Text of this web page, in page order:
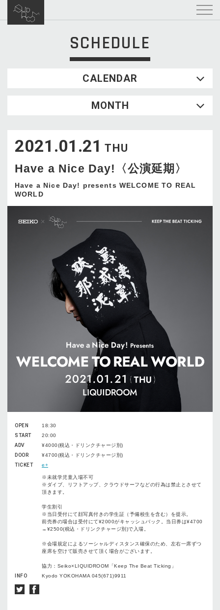
SCHEDULE
CALENDAR
WED
2
3 4 5
16
17 18 19 20 21
23
24 25 26 27 28
29
MONTH
2021.01.21 THU
Have a Nice Day!〈公演延期〉
Have a Nice Day! presents WELCOME TO REAL
WORLD
OPEN
18:30
START
20:00
ADV
¥4000(税込・ドリンクチャージ別)
DOOR
¥4700(税込・ドリンクチャージ別)
TICKET
e+
※未就学児童入場不可
※ダイブ、リフトアップ、クラウドサーフなどの行為は禁止とさせて
頂きます。
学生割引
※当日受付にて顔写真付きの学生証（予備校生を含む）を提示。
前売券の場合は受付にて¥2000がキャッシュバック。当日券は¥4700
→¥2500(税込・ドリンクチャージ別)で入場。
※会場規定によるソーシャルディスタンス確保のため、左右一席ずつ
座席を空けて販売させて頂く場合がございます。
協力：Seiko×LIQUIDROOM「Keep The Beat Ticking」
INFO
Kyodo YOKOHAMA 045(671)9911